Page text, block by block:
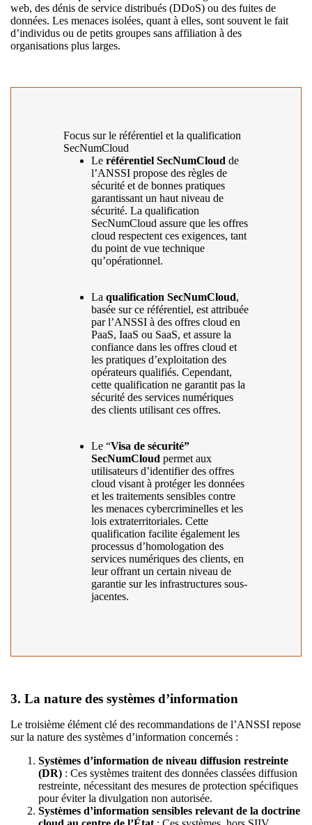
web, des dénis de service distribués (DDoS) ou des fuites de
données. Les menaces isolées, quant à elles, sont souvent le fait
d’individus ou de petits groupes sans affiliation à des
organisations plus larges.
Focus sur le référentiel et la qualification
SecNumCloud
Le référentiel SecNumCloud de
l’ANSSI propose des règles de
sécurité et de bonnes pratiques
garantissant un haut niveau de
sécurité. La qualification
SecNumCloud assure que les offres
cloud respectent ces exigences, tant
du point de vue technique
qu’opérationnel.
La qualification SecNumCloud,
basée sur ce référentiel, est attribuée
par l’ANSSI à des offres cloud en
PaaS, IaaS ou SaaS, et assure la
confiance dans les offres cloud et
les pratiques d’exploitation des
opérateurs qualifiés. Cependant,
cette qualification ne garantit pas la
sécurité des services numériques
des clients utilisant ces offres.
Le “Visa de sécurité”
SecNumCloud permet aux
utilisateurs d’identifier des offres
cloud visant à protéger les données
et les traitements sensibles contre
les menaces cybercriminelles et les
lois extraterritoriales. Cette
qualification facilite également les
processus d’homologation des
services numériques des clients, en
leur offrant un certain niveau de
garantie sur les infrastructures sous-
jacentes.
3. La nature des systèmes d’information
Le troisième élément clé des recommandations de l’ANSSI repose
sur la nature des systèmes d’information concernés :
Systèmes d’information de niveau diffusion restreinte
(DR) : Ces systèmes traitent des données classées diffusion
restreinte, nécessitant des mesures de protection spécifiques
pour éviter la divulgation non autorisée.
Systèmes d’information sensibles relevant de la doctrine